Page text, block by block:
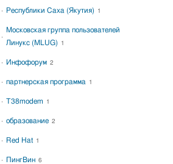
Республики Саха (Якутия) 1
Московская группа пользователей
Линукс (MLUG)
1
Инфофорум 2
партнерская программа 1
T38modem 1
образование 2
Red Hat 1
ПингВин 6